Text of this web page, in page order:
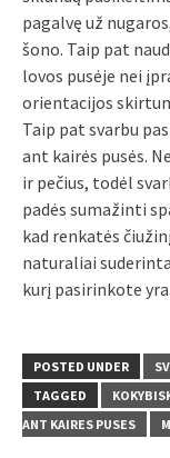
pagalvę už
šono. Taip pat
lovos pusėje nei
orientacijos
Taip pat svarbu
ant kairės pusės.
ir pečius, todėl
padės sumažinti
kad renkatės
naturaliai
kurį pasirinkote
POSTED UNDER
TAGGED
ANT KAIRES PUSES